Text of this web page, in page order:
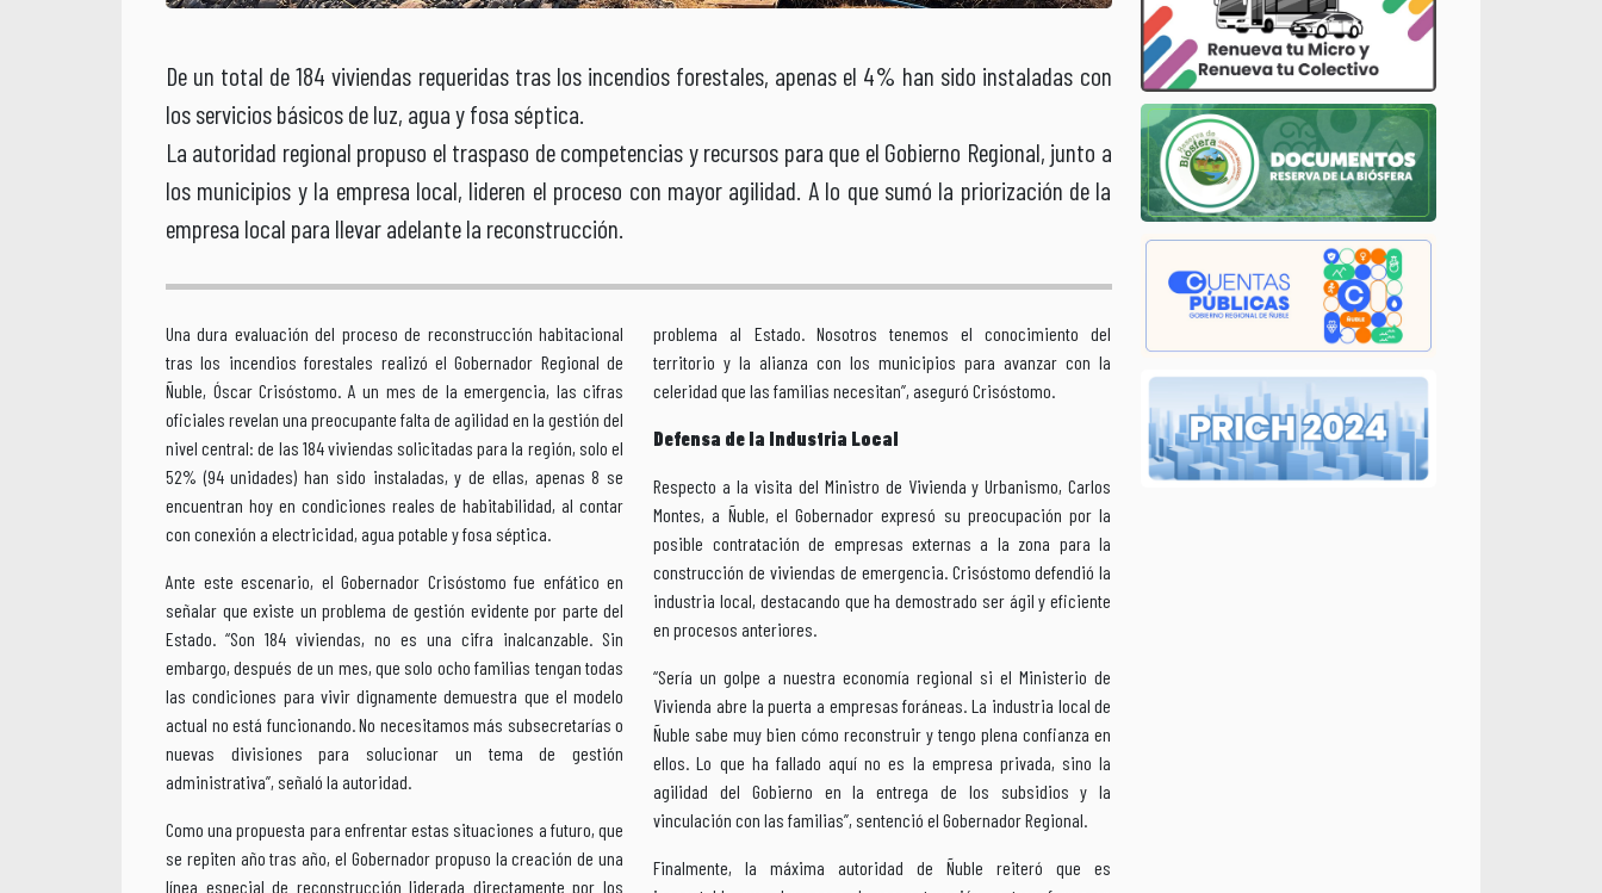
De un total de 184 viviendas requeridas tras los incendios forestales, apenas el 4% han sido instaladas con
los servicios básicos de luz, agua y fosa séptica.
La autoridad regional propuso el traspaso de competencias y recursos para que el Gobierno Regional, junto a
los municipios y la empresa local, lideren el proceso con mayor agilidad. A lo que sumó la priorización de la
empresa local para llevar adelante la reconstrucción.
Una dura evaluación del proceso de reconstrucción habitacional
tras los incendios forestales realizó el Gobernador Regional de
Ñuble, Óscar Crisóstomo. A un mes de la emergencia, las cifras
oficiales revelan una preocupante falta de agilidad en la gestión del
nivel central: de las 184 viviendas solicitadas para la región, solo el
52% (94 unidades) han sido instaladas, y de ellas, apenas 8 se
encuentran hoy en condiciones reales de habitabilidad, al contar
con conexión a electricidad, agua potable y fosa séptica.
Ante este escenario, el Gobernador Crisóstomo fue enfático en
señalar que existe un problema de gestión evidente por parte del
Estado. “Son 184 viviendas, no es una cifra inalcanzable. Sin
embargo, después de un mes, que solo ocho familias tengan todas
las condiciones para vivir dignamente demuestra que el modelo
actual no está funcionando. No necesitamos más subsecretarías o
nuevas divisiones para solucionar un tema de gestión
administrativa”, señaló la autoridad.
Como una propuesta para enfrentar estas situaciones a futuro, que
se repiten año tras año, el Gobernador propuso la creación de una
línea especial de reconstrucción liderada directamente por los
problema al Estado. Nosotros tenemos el conocimiento del
territorio y la alianza con los municipios para avanzar con la
celeridad que las familias necesitan”, aseguró Crisóstomo.
Defensa de la Industria Local
Respecto a la visita del Ministro de Vivienda y Urbanismo, Carlos
Montes, a Ñuble, el Gobernador expresó su preocupación por la
posible contratación de empresas externas a la zona para la
construcción de viviendas de emergencia. Crisóstomo defendió la
industria local, destacando que ha demostrado ser ágil y eficiente
en procesos anteriores.
“Sería un golpe a nuestra economía regional si el Ministerio de
Vivienda abre la puerta a empresas foráneas. La industria local de
Ñuble sabe muy bien cómo reconstruir y tengo plena confianza en
ellos. Lo que ha fallado aquí no es la empresa privada, sino la
agilidad del Gobierno en la entrega de los subsidios y la
vinculación con las familias”, sentenció el Gobernador Regional.
Finalmente, la máxima autoridad de Ñuble reiteró que es